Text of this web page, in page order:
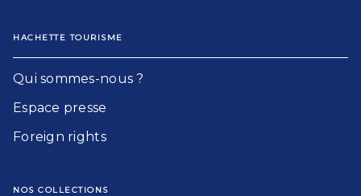
HACHETTE TOURISME
Qui sommes-nous ?
Espace presse
Foreign rights
NOS COLLECTIONS